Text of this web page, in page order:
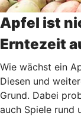
Apfel ist
Erntezeit
Wie wächst ein
Diesen und
Grund. Dabei
auch Spiele rund